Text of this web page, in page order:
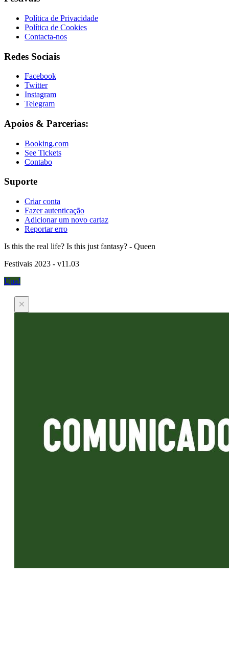
Política de Privacidade
Política de Cookies
Contacta-nos
Redes Sociais
Facebook
Twitter
Instagram
Telegram
Apoios & Parcerias:
Booking.com
See Tickets
Contabo
Suporte
Criar conta
Fazer autenticação
Adicionar um novo cartaz
Reportar erro
Is this the real life? Is this just fantasy? - Queen
Festivais 2023 - v11.03
Upa!
×